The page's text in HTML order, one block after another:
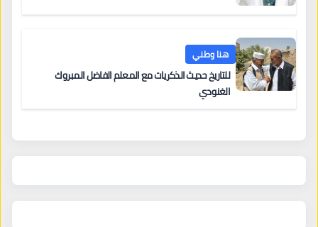
هنا وطني
للتاريخ حديث الذكريات مع المعلم الفاضل المبروك
الغنودي